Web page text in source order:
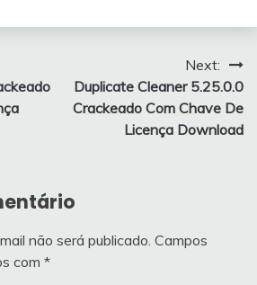
Next:
Duplicate Cleaner 5.25.0.0
Crackeado Com Chave De
Licença Download
não será publicado. Campos
com *